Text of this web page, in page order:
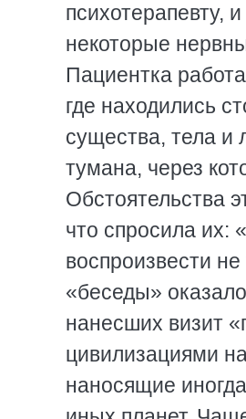
психотерапевту,
некоторые
Пациентка
где находились
существа, тела и
тумана, через
Обстоятельства
что спросила
воспроизвести
«беседы»
нанесших визит
цивилизациями
наносящие